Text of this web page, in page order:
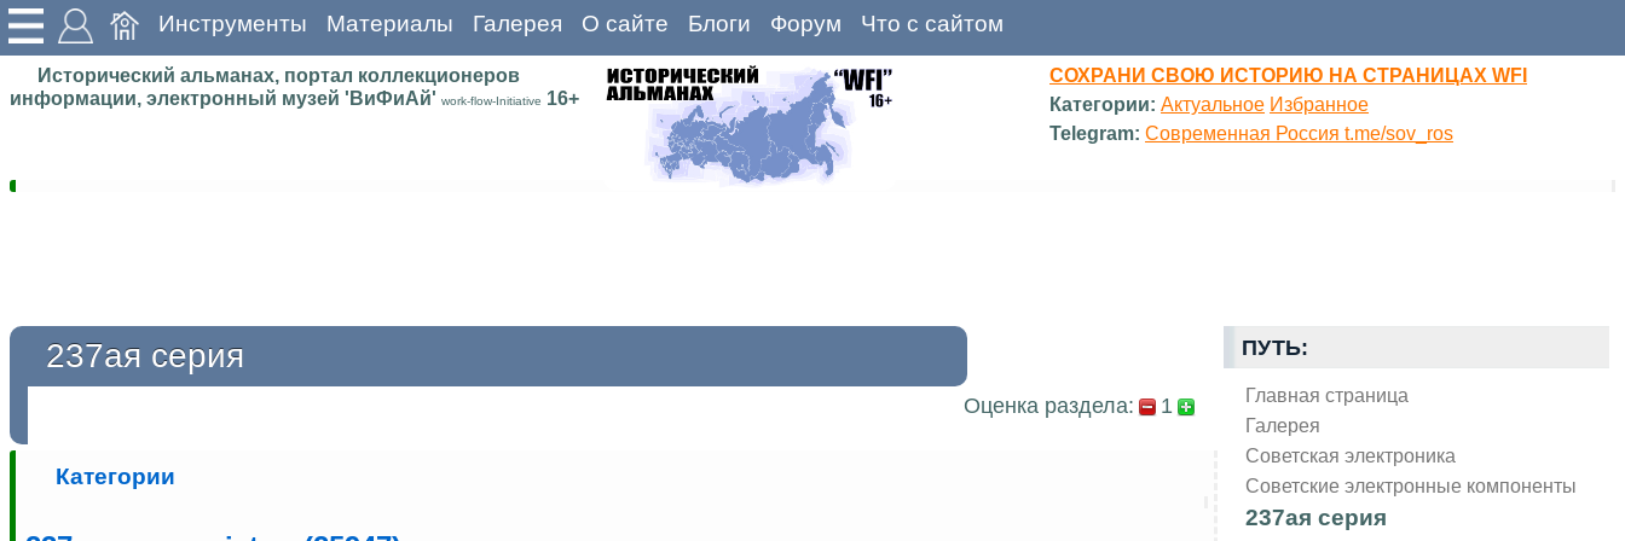
Инструменты Материалы Галерея О сайте Блоги Форум Что с сайтом
Исторический альманах, портал коллекционеров
информации, электронный музей 'ВиФиАй' work-flow-Initiative 16+
СОХРАНИ СВОЮ ИСТОРИЮ НА СТРАНИЦАХ WFI
Категории: Актуальное Избранное
Telegram: Современная Россия t.me/sov_ros
ПУТЬ:
Главная страница
Галерея
Советская электроника
Советские электронные компоненты
237ая серия
237ая серия
Оценка раздела: 1
Категории